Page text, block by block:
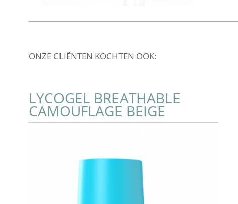
ONZE CLIËNTEN KOCHTEN OOK:
LYCOGEL BREATHABLE
CAMOUFLAGE BEIGE